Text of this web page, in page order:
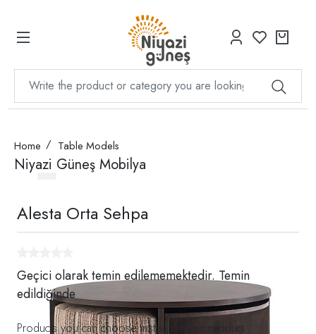
Home Table Models
Niyazi Güneş Mobilya
Alesta Orta Sehpa
Geçici olarak temin edilememektedir. Temin
edildiğinde
Products you can choose instead of this product